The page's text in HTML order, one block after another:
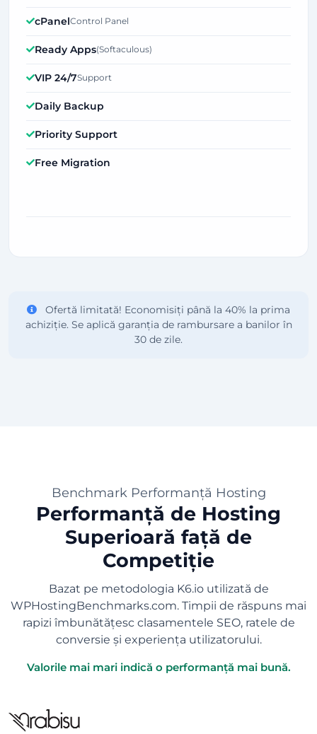
cPanelControl Panel
Ready Apps(Softaculous)
VIP 24/7Support
Daily Backup
Priority Support
Free Migration
Ofertă limitată! Economisiți până la 40% la prima
achiziție. Se aplică garanția de rambursare a banilor în
30 de zile.
Benchmark Performanță Hosting
Performanță de Hosting
Superioară față de
Competiție
Bazat pe metodologia K6.io utilizată de
WPHostingBenchmarks.com. Timpii de răspuns mai
rapizi îmbunătățesc clasamentele SEO, ratele de
conversie și experiența utilizatorului.
Valorile mai mari indică o performanță mai bună.